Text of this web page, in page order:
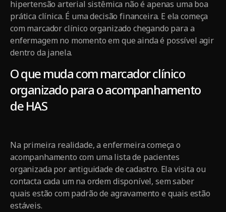
hipertensão arterial sistêmica não é apenas uma boa
prática clínica. É uma decisão financeira. E ela começa
com marcador clínico organizado chegando para a
enfermagem no momento em que ainda é possível agir
dentro da janela.
O que muda com marcador clínico
organizado para o acompanhamento
de HAS
Na primeira realidade, a enfermeira começa o
acompanhamento com uma lista de pacientes
organizada por antiguidade de cadastro. Ela visita ou
contacta cada um na ordem disponível, sem saber
quais estão com padrão de agravamento e quais estão
estáveis.